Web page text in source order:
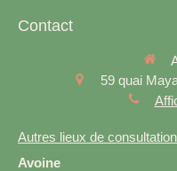
Contact
59 quai
Autres lieux de
Avoine